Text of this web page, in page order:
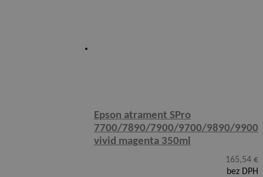
Epson atrament SPro
7700/7890/7900/9700/9890/9900
vivid magenta 350ml
165,54 €
bez DPH